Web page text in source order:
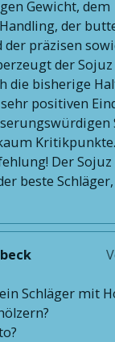
Gewicht, dem
der
der präzisen
der
die bisherige
positiven
Kritikpunkte.
Der
beste
Schläger mit